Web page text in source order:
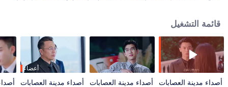
بينما يقفون جنبًا إلى جنب لحماية إرث العائلة، تبدأ مشاعر حقيقية في النمو. ومع ذلك،
في نظر جد وان شين، السيد شو الكبير، فإن ارتباطهما يعود إلى ثنائي أسطوري من
عصر الجمهورية...
قائمة التشغيل
أصداء مدينة العصابات
أصداء مدينة العصابات
أعضاء
أصداء مدينة العصابات